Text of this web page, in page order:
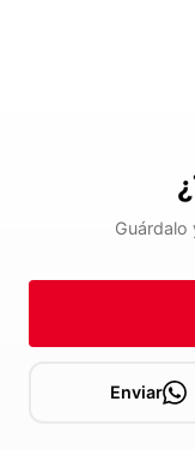
Guárdalo
Enviar